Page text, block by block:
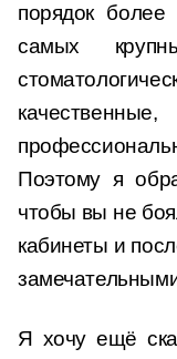
порядок
самых
Поэтому я
чтобы вы не
кабинеты и
Я хочу ещё